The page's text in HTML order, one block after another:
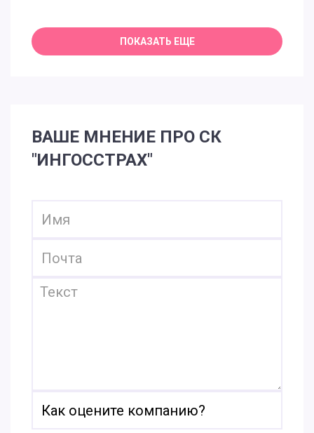
ВАШЕ МНЕНИЕ ПРО СК
"ИНГОССТРАХ"